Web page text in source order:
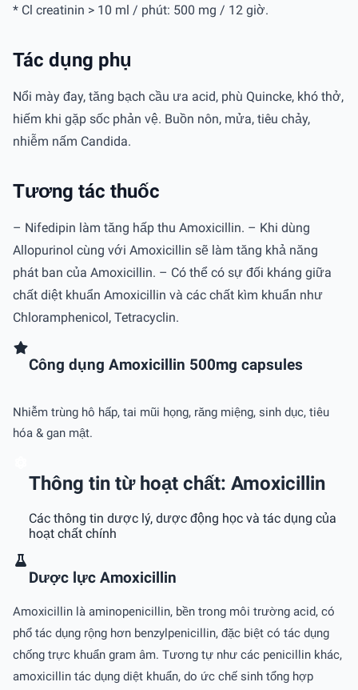
* Cl creatinin > 10 ml / phút: 500 mg / 12 giờ.
Tác dụng phụ
Nổi mày đay, tăng bạch cầu ưa acid, phù Quincke, khó thở,
hiếm khi gặp sốc phản vệ. Buồn nôn, mửa, tiêu chảy,
nhiễm nấm Candida.
Tương tác thuốc
– Nifedipin làm tăng hấp thu Amoxicillin. – Khi dùng
Allopurinol cùng với Amoxicillin sẽ làm tăng khả năng
phát ban của Amoxicillin. – Có thể có sự đối kháng giữa
chất diệt khuẩn Amoxicillin và các chất kìm khuẩn như
Chloramphenicol, Tetracyclin.
Công dụng Amoxicillin 500mg capsules
Nhiễm trùng hô hấp, tai mũi họng, răng miệng, sinh dục, tiêu
hóa & gan mật.
Thông tin từ hoạt chất: Amoxicillin
Các thông tin dược lý, dược động học và tác dụng của
hoạt chất chính
Dược lực Amoxicillin
Amoxicillin là aminopenicillin, bền trong môi trường acid, có
phổ tác dụng rộng hơn benzylpenicillin, đặc biệt có tác dụng
chống trực khuẩn gram âm. Tương tự như các penicillin khác,
amoxicillin tác dụng diệt khuẩn, do ức chế sinh tổng hợp